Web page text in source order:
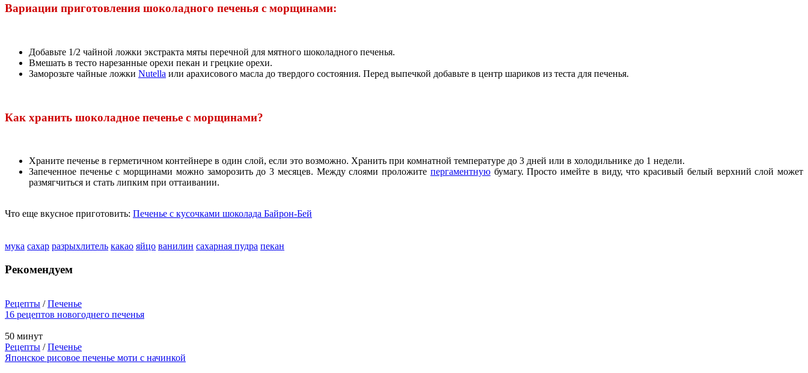
Вариации приготовления шоколадного печенья с морщинами:
Добавьте 1/2 чайной ложки экстракта мяты перечной для мятного шоколадного печенья.
Вмешать в тесто нарезанные орехи пекан и грецкие орехи.
Заморозьте чайные ложки Nutella или арахисового масла до твердого состояния. Перед выпечкой добавьте в центр шариков из теста для печенья.
Как хранить шоколадное печенье с морщинами?
Храните печенье в герметичном контейнере в один слой, если это возможно. Хранить при комнатной температуре до 3 дней или в холодильнике до 1 недели.
Запеченное печенье с морщинами можно заморозить до 3 месяцев. Между слоями проложите пергаментнуюбумагу. Просто имейте в виду, что красивый белый верхний слой может
размягчиться и стать липким при оттаивании.
Что еще вкусное приготовить: Печенье с кусочками шоколада Байрон-Бей
мука сахар разрыхлитель какао яйцо ванилин сахарная пудра пекан
Рекомендуем
Рецепты /Печенье
16 рецептов новогоднего печенья
50 минут
Рецепты /Печенье
Японское рисовое печенье моти с начинкой